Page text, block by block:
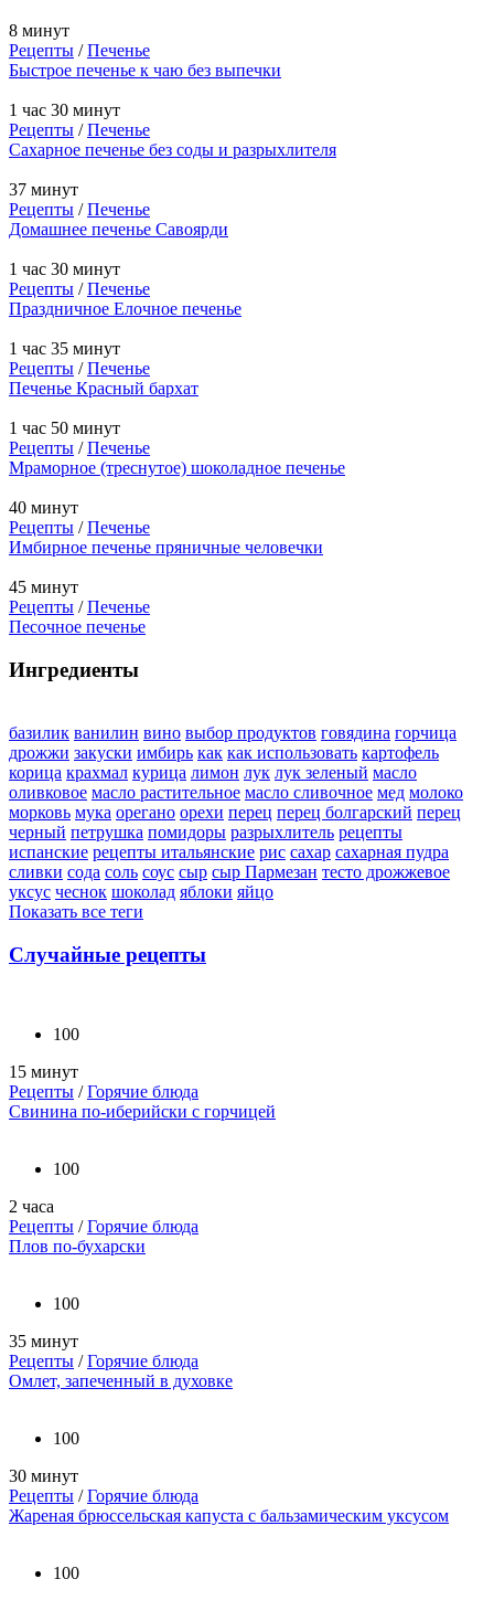
8 минут
Рецепты /Печенье
Быстрое печенье к чаю без выпечки
1 час 30 минут
Рецепты /Печенье
Сахарное печенье без соды и разрыхлителя
37 минут
Рецепты /Печенье
Домашнее печенье Савоярди
1 час 30 минут
Рецепты /Печенье
Праздничное Елочное печенье
1 час 35 минут
Рецепты /Печенье
Печенье Красный бархат
1 час 50 минут
Рецепты /Печенье
Мраморное (треснутое) шоколадное печенье
40 минут
Рецепты /Печенье
Имбирное печенье пряничные человечки
45 минут
Рецепты /Печенье
Песочное печенье
Ингредиенты
базилик ванилин вино выбор продуктов говядина горчица
дрожжи закуски имбирь как как использовать картофель
корица крахмал курица лимон лук лук зеленый масло
оливковое масло растительное масло сливочное мед молоко
морковь мука орегано орехи перец перец болгарский перец
черный петрушка помидоры разрыхлитель рецепты
испанские рецепты итальянские рис сахар сахарная пудра
сливки сода соль соус сыр сыр Пармезан тесто дрожжевое
уксус чеснок шоколад яблоки яйцо
Показать все теги
Случайные рецепты
100
15 минут
Рецепты /Горячие блюда
Свинина по-иберийски с горчицей
100
2 часа
Рецепты /Горячие блюда
Плов по-бухарски
100
35 минут
Рецепты /Горячие блюда
Омлет, запеченный в духовке
100
30 минут
Рецепты /Горячие блюда
Жареная брюссельская капуста с бальзамическим уксусом
100